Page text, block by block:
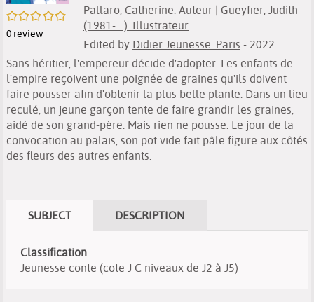
/5
0 review
Pallaro, Catherine. Auteur | Gueyfier, Judith
(1981-....). Illustrateur
Edited by Didier Jeunesse. Paris - 2022
Sans héritier, l'empereur décide d'adopter. Les enfants de
l'empire reçoivent une poignée de graines qu'ils doivent
faire pousser afin d'obtenir la plus belle plante. Dans un lieu
reculé, un jeune garçon tente de faire grandir les graines,
aidé de son grand-père. Mais rien ne pousse. Le jour de la
convocation au palais, son pot vide fait pâle figure aux côtés
des fleurs des autres enfants.
SUBJECT DESCRIPTION
Classification
Jeunesse conte (cote J C niveaux de J2 à J5)